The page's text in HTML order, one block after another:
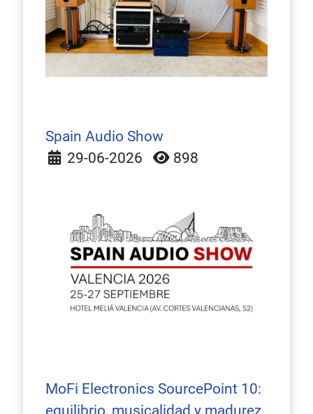
Spain Audio Show
Detalles
29-06-2026 898
MoFi Electronics SourcePoint 10: